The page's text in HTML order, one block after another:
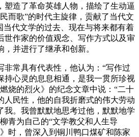
塑造了革命英雄人物，描绘了生动逼
而歌”的时代主旋律，贡献了当代文
当代文学的过去、现在与将来都有着
世作家的价值观念、写作方式以及审
并进行了继承和创新。
非常具有代表性，他认为：“写作过
持心灵的息息相通，是我一贯所珍视
烧的烈火》的纪念文章中说：“二十
人民性，他的自我折磨式的伟大劳动
我。我曾默默地思考过他，默默地学
青为自己的“文学教父和人生导
时，曾深入到铜川鸭口煤矿和陈家